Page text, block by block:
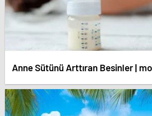
Anne Sütünü Arttıran Besinler |